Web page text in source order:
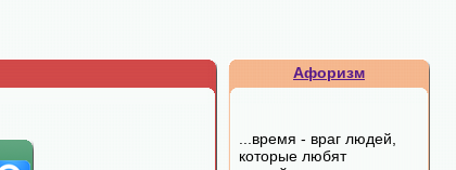
Афоризм
...время - враг людей,
которые любят